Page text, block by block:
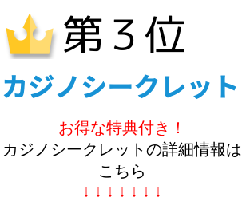
お得な特典付き！
カジノシークレットの詳細情報は
こちら
↓ ↓ ↓ ↓ ↓ ↓ ↓